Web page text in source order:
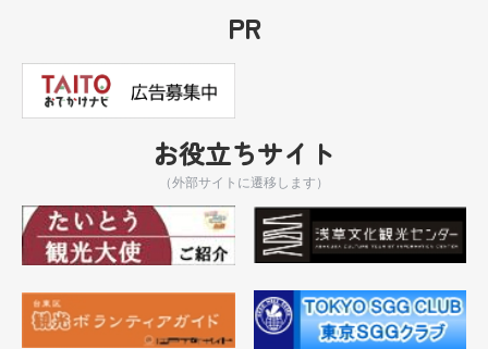
PR
お役立ちサイト
（外部サイトに遷移します）